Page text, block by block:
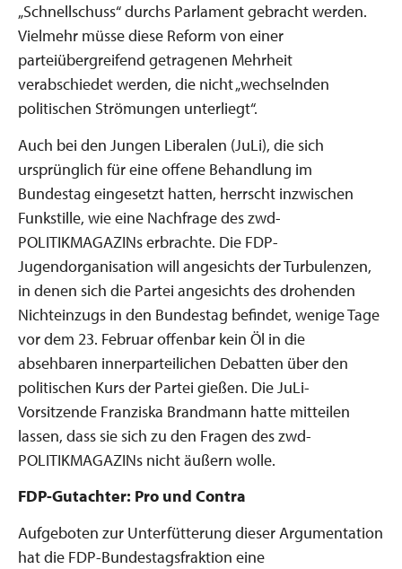
„Schnellschuss“ durchs Parlament gebracht werden.
Vielmehr müsse diese Reform von einer
parteiübergreifend getragenen Mehrheit
verabschiedet werden, die nicht „wechselnden
politischen Strömungen unterliegt“.
Auch bei den Jungen Liberalen (JuLi), die sich
ursprünglich für eine offene Behandlung im
Bundestag eingesetzt hatten, herrscht inzwischen
Funkstille, wie eine Nachfrage des zwd-
POLITIKMAGAZINs erbrachte. Die FDP-
Jugendorganisation will angesichts der Turbulenzen,
in denen sich die Partei angesichts des drohenden
Nichteinzugs in den Bundestag befindet, wenige Tage
vor dem 23. Februar offenbar kein Öl in die
absehbaren innerparteilichen Debatten über den
politischen Kurs der Partei gießen. Die JuLi-
Vorsitzende Franziska Brandmann hatte mitteilen
lassen, dass sie sich zu den Fragen des zwd-
POLITIKMAGAZINs nicht äußern wolle.
FDP-Gutachter: Pro und Contra
Aufgeboten zur Unterfütterung dieser Argumentation
hat die FDP-Bundestagsfraktion eine